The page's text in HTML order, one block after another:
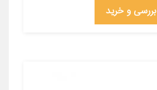
بررسی و خرید